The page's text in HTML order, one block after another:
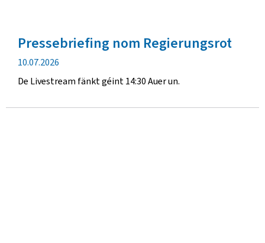
Pressebriefing nom Regierungsrot
Verëffentlechungsdatum
10.07.2026
De Livestream fänkt géint 14:30 Auer un.